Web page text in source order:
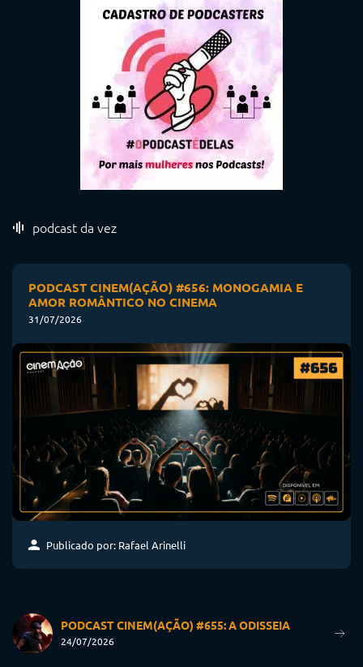
podcast da vez
PODCAST CINEM(AÇÃO) #656: MONOGAMIA E
AMOR ROMÂNTICO NO CINEMA
31/07/2026
Publicado por: Rafael Arinelli
PODCAST CINEM(AÇÃO) #655: A ODISSEIA
24/07/2026